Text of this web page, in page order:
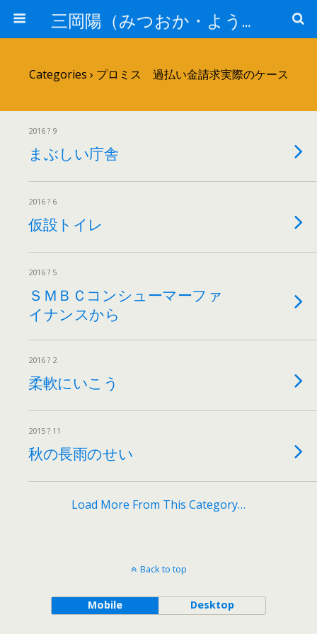
三岡陽（みつおか・よう）司法書士の骨【司法書士法人静岡】
Categories › プロミス 過払い金請求実際のケース
2016 ? 9
まぶしい庁舎
2016 ? 6
仮設トイレ
2016 ? 5
ＳＭＢＣコンシューマーファ
イナンスから
2016 ? 2
柔軟にいこう
2015 ? 11
秋の長雨のせい
Load More From This Category…
Back to top
Mobile Desktop